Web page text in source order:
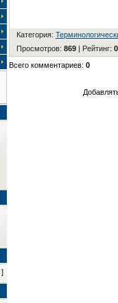
]
Категория:
Просмотров: 869 | Рейтинг:
Всего комментариев: 0